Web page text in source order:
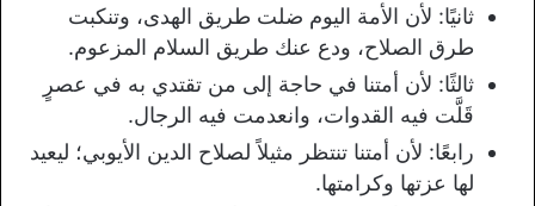
ثانيًا: لأن الأمة اليوم ضلت طريق الهدى، وتنكبت
طرق الصلاح، ودع عنك طريق السلام المزعوم.
ثالثًا: لأن أمتنا في حاجة إلى من تقتدي به في عصرٍ
قَلَّت فيه القدوات، وانعدمت فيه الرجال.
رابعًا: لأن أمتنا تنتظر مثيلاً لصلاح الدين الأيوبي؛ ليعيد
لها عزتها وكرامتها.